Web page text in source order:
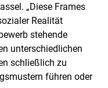
„Diese Frames
Realität
stehende
unterschiedlichen
schließlich zu
führen oder